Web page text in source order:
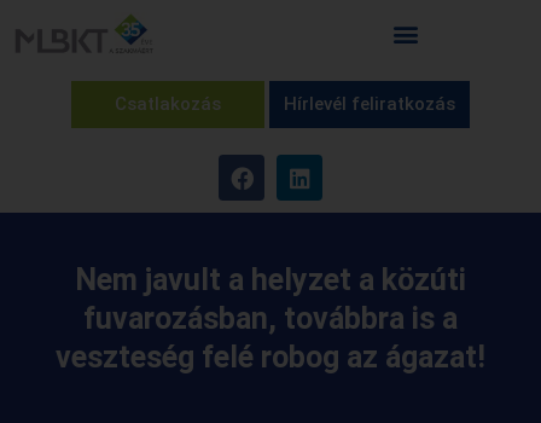
Csatlakozás Hírlevél feliratkozás
Nem javult a helyzet a közúti
fuvarozásban, továbbra is a
veszteség felé robog az ágazat!